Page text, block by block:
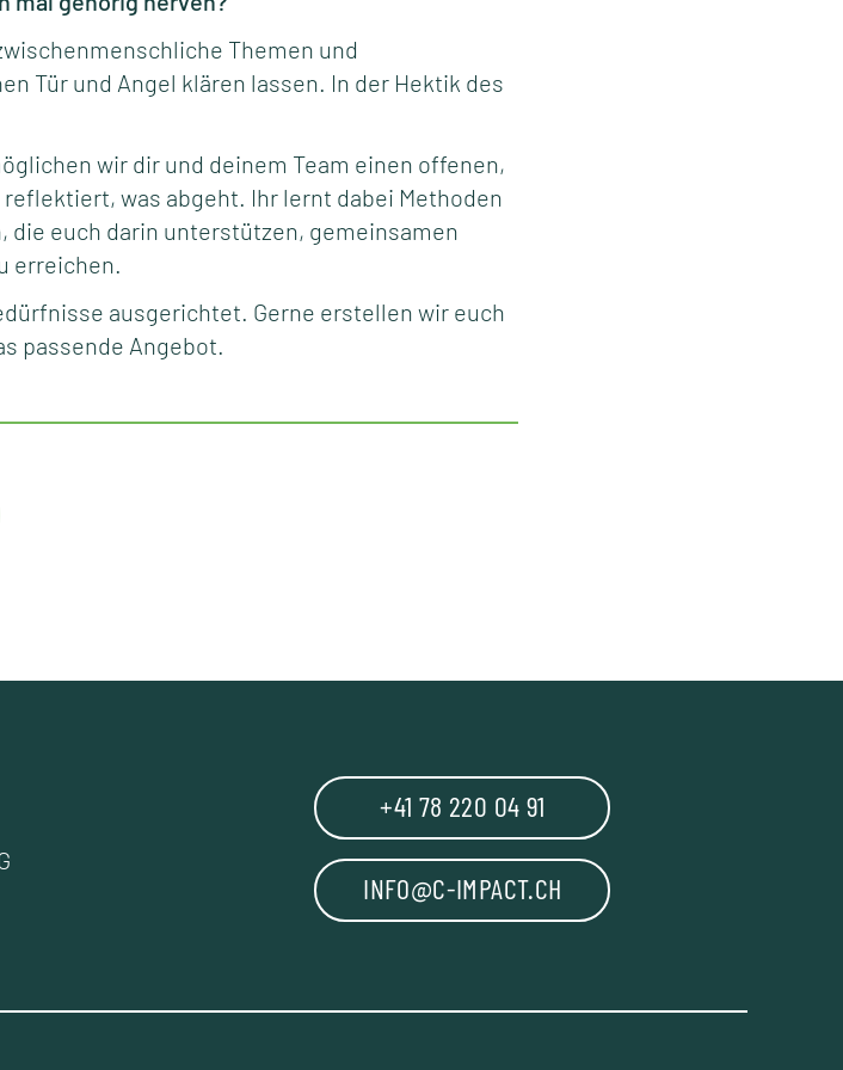
Themen und
Tür und Angel klären lassen. In der Hektik des
wir dir und deinem Team einen offenen,
was abgeht. Ihr lernt dabei Methoden
die euch darin unterstützen, gemeinsamen
erreichen.
ausgerichtet. Gerne erstellen wir euch
passende Angebot.
+41 78 220 04 91
INFO@C-IMPACT.CH